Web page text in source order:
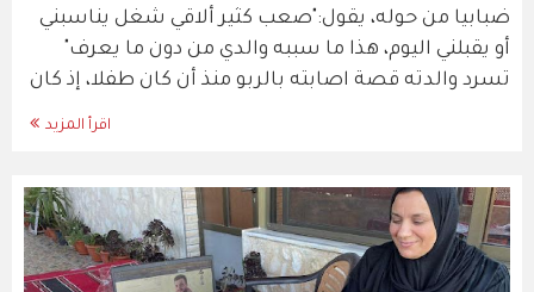
ضبابيا من حوله، يقول:"صعب كثير ألاقي شغل يناسبني
أو يقبلني اليوم، هذا ما سببه والدي من دون ما يعرف"
تسرد والدته قصة اصابته بالربو منذ أن كان طفلا، إذ كان
اقرأ المزيد